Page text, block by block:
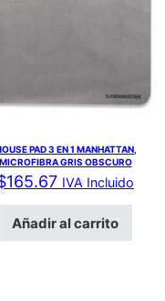
PAD 3 EN 1 MANHATTAN,
MICROFIBRA GRIS OBSCURO
165.67 IVA Incluido
Añadir al carrito